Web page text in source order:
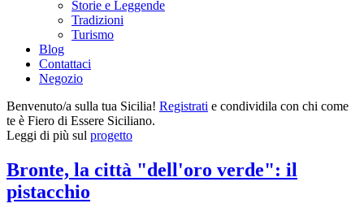
Storie e Leggende
Tradizioni
Turismo
Blog
Contattaci
Negozio
Benvenuto/a sulla tua Sicilia! Registrati e condividila con chi come
te è Fiero di Essere Siciliano.
Leggi di più sul progetto
Bronte, la città "dell'oro verde": il
pistacchio